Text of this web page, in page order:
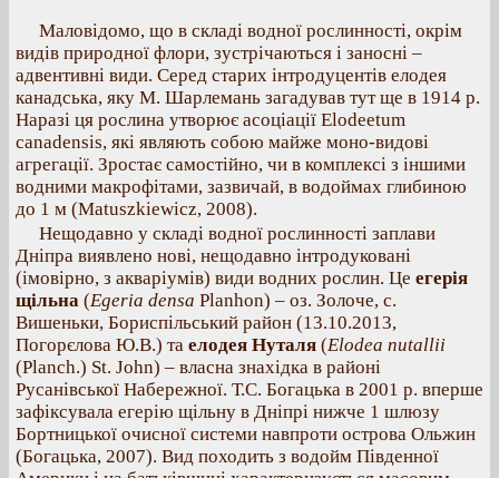
Маловідомо, що в складі водної рослинності, окрім
видів природної флори, зустрічаються і заносні –
адвентивні види. Серед старих інтродуцентів елодея
канадська, яку М. Шарлемань загадував тут ще в 1914 р.
Наразі ця рослина утворює асоціації Elodeetum
canadensis, які являють собою майже моно-видові
агрегації. Зростає самостійно, чи в комплексі з іншими
водними макрофітами, зазвичай, в водоймах глибиною
до 1 м (Matuszkiewicz, 2008).
Нещодавно у складі водної рослинності заплави
Дніпра виявлено нові, нещодавно інтродуковані
(імовірно, з акваріумів) види водних рослин. Це егерія
щільна (Egeria densa Planhon) – оз. Золоче, с.
Вишеньки, Бориспільський район (13.10.2013,
Погорєлова Ю.В.) та елодея Нуталя (Elodea nutallii
(Planch.) St. John) – власна знахідка в районі
Русанівської Набережної. Т.С. Богацька в 2001 р. вперше
зафіксувала егерію щільну в Дніпрі нижче 1 шлюзу
Бортницької очисної системи навпроти острова Ольжин
(Богацька, 2007). Вид походить з водойм Південної